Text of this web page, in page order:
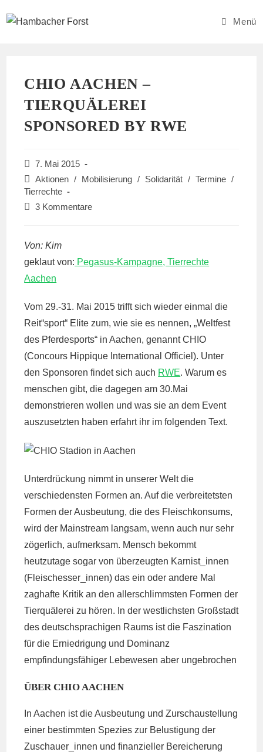
Inhalt
Menü
CHIO AACHEN –
TIERQUÄLEREI
SPONSORED BY RWE
Beitrag
veröffentlicht:
7. Mai 2015
Beitrags-
Kategorie:
Aktionen / Mobilisierung / Solidarität / Termine /
Tierrechte
Beitrags-
3 Kommentare
Von: Kim
geklaut von: Pegasus-Kampagne, Tierrechte
Aachen
Vom 29.-31. Mai 2015 trifft sich wieder einmal die
Reit“sport“ Elite zum, wie sie es nennen, „Weltfest
des Pferdesports“ in Aachen, genannt CHIO
(Concours Hippique International Officiel). Unter
den Sponsoren findet sich auch RWE. Warum es
menschen gibt, die dagegen am 30.Mai
demonstrieren wollen und was sie an dem Event
auszusetzten haben erfahrt ihr im folgenden Text.
Unterdrückung nimmt in unserer Welt die
verschiedensten Formen an. Auf die verbreitetsten
Formen der Ausbeutung, die des Fleischkonsums,
wird der Mainstream langsam, wenn auch nur sehr
zögerlich, aufmerksam. Mensch bekommt
heutzutage sogar von überzeugten Karnist_innen
(Fleischesser_innen) das ein oder andere Mal
zaghafte Kritik an den allerschlimmsten Formen der
Tierquälerei zu hören. In der westlichsten Großstadt
des deutschsprachigen Raums ist die Faszination
für die Erniedrigung und Dominanz
empfindungsfähiger Lebewesen aber ungebrochen
ÜBER CHIO AACHEN
In Aachen ist die Ausbeutung und Zurschaustellung
einer bestimmten Spezies zur Belustigung der
Zuschauer_innen und finanzieller Bereicherung